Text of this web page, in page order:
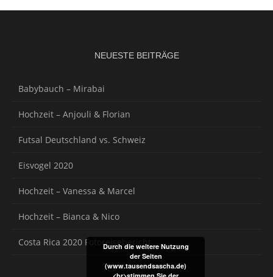
NEUESTE BEITRÄGE
Babybauch – Mirabai
Hochzeit – Anjouli & Florian
Futsal Deutschland vs. Schweiz
Eisvogel 2020
Hochzeit – Vanessa & Marcel
Hochzeit – Bianca & Nico
Costa Rica 2020 FotoreiseberichtDurch die weitere Nutzung
der Seiten
(www.tausendsascha.de)